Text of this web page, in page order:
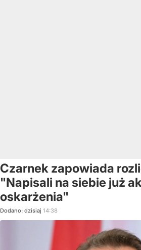
Czarnek zapowiada
"Napisali na siebie już
oskarżenia"
Dodano: dzisiaj 14:38